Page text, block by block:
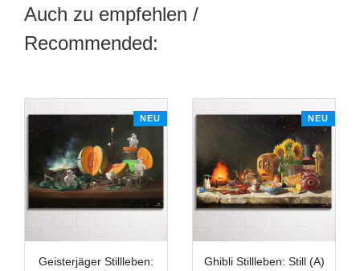
Auch zu empfehlen /
Recommended:
NEU
Geisterjäger Stillleben:
NEU
Ghibli Stillleben: Still (A)